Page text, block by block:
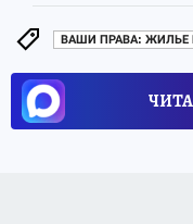
ВАШИ ПРАВА: